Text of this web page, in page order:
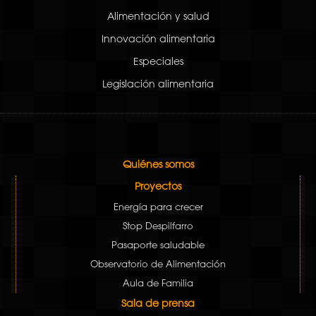
Alimentación y salud
Innovación alimentaria
Especiales
Legislación alimentaria
Quiénes somos
Proyectos
Energía para crecer
Stop Despilfarro
Pasaporte saludable
Observatorio de Alimentación
Aula de Familia
Sala de prensa